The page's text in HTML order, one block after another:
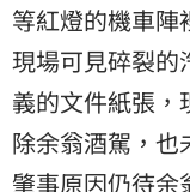
等紅燈的機車陣
現場可見碎裂的
義的文件紙張，
除余翁酒駕，也
肇事原因仍待余